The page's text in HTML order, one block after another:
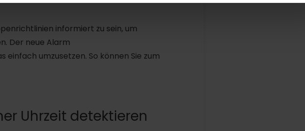
informiert zu sein, um
Der neue Alarm
umzusetzen. So können Sie zum
Uhrzeit detektieren